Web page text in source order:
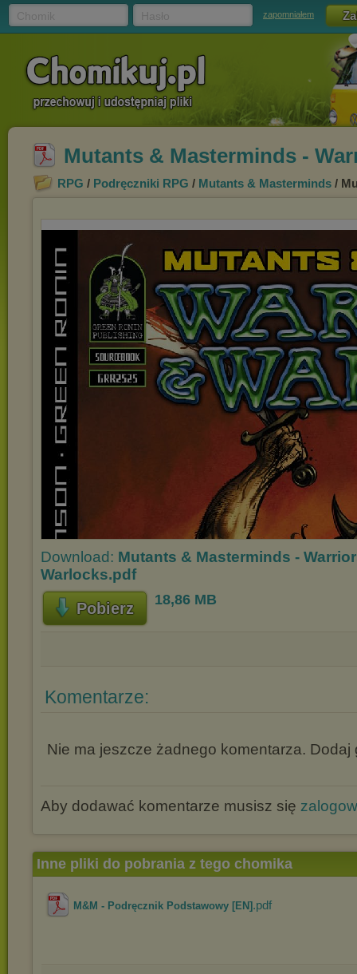
zapomniałem
Mutants & Masterminds -
RPG / Podręczniki RPG / Mutants & Masterminds /
Download: Mutants & Masterminds -
Warlocks.pdf
Pobierz 18,86 MB
Komentarze:
Nie ma jeszcze żadnego komentarza. Dodaj
Aby dodawać komentarze musisz się
Inne pliki do pobrania z tego chomika
M&M - Podręcznik Podstawowy [EN] .pdf